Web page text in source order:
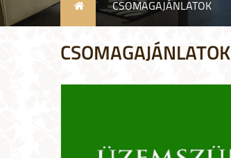
CSOMAGAJÁNLATOK
CSOMAGAJÁNLATOK